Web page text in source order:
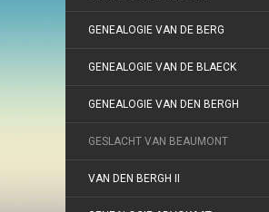
GENEALOGIE VAN DE BERG
GENEALOGIE VAN DE BLAECK
GENEALOGIE VAN DEN BERGH
GESLACHT VAN BEAUMONT
VAN DEN BERGH II